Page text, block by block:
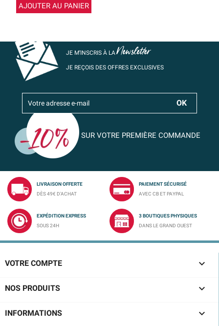
AJOUTER AU PANIER
JE M’INSCRIS À LANewsletter
JE REÇOIS DES OFFRES EXCLUSIVES
SUR VOTRE PREMIÈRE COMMANDE
LIVRAISON OFFERTE
DÈS 49€ D'ACHAT
PAIEMENT SÉCURISÉ
AVEC CB ET PAYPAL
EXPÉDITION EXPRESS
SOUS 24H
3 BOUTIQUES PHYSIQUES
DANS LE GRAND OUEST
VOTRE COMPTE 
NOS PRODUITS 
INFORMATIONS 